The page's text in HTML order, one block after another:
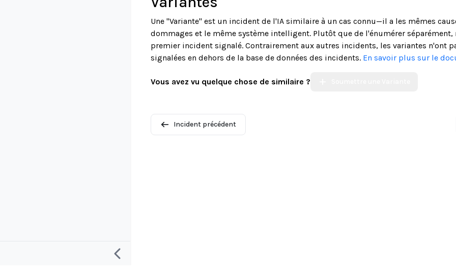
Une "Variante" est un incident de l'IA similaire à un cas connu—il a les mêmes
dommages et le même système intelligent. Plutôt que de l'énumérer
premier incident signalé. Contrairement aux autres incidents, les variantes n'ont
signalées en dehors de la base de données des incidents. En savoir plus sur le
Vous avez vu quelque chose de similaire ?
Incident précédent